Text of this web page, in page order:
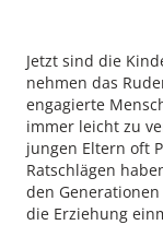
Jetzt sind die
nehmen das
engagierte
immer leicht zu
jungen Eltern oft
Ratschlägen
den
die Erziehung